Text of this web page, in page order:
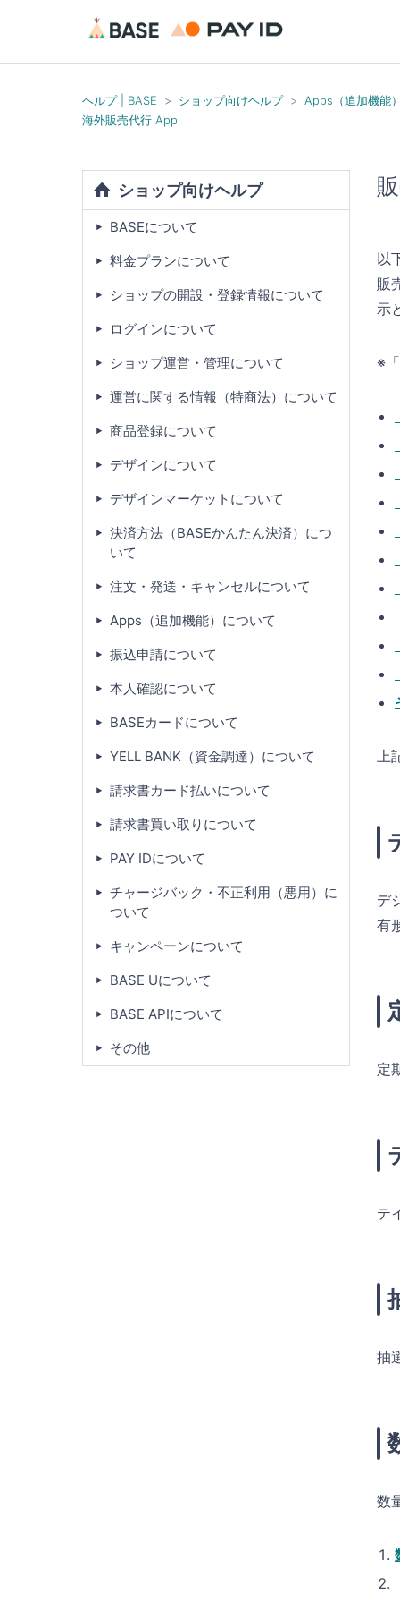
ヘルプ | BASE ショップ向けヘルプ
Apps（追加機能
海外販売代行 App
以
販
示
※
上
デ
有
定
テ
抽
数
ショップ向けヘルプ
BASEについて
料金プランについて
ショップの開設・登録情報について
ログインについて
ショップ運営・管理について
運営に関する情報（特商法）について
商品登録について
デザインについて
デザインマーケットについて
決済方法（BASEかんたん決済）につ
いて
注文・発送・キャンセルについて
Apps（追加機能）について
振込申請について
本人確認について
BASEカードについて
YELL BANK（資金調達）について
請求書カード払いについて
請求書買い取りについて
PAY IDについて
チャージバック・不正利用（悪用）に
ついて
キャンペーンについて
BASE Uについて
BASE APIについて
その他